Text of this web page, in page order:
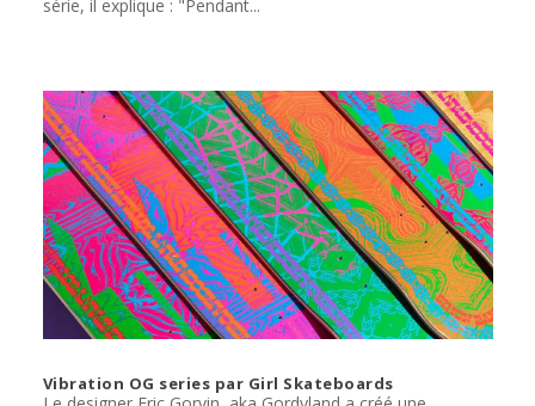
série, il explique : "Pendant...
Vibration OG series par Girl Skateboards